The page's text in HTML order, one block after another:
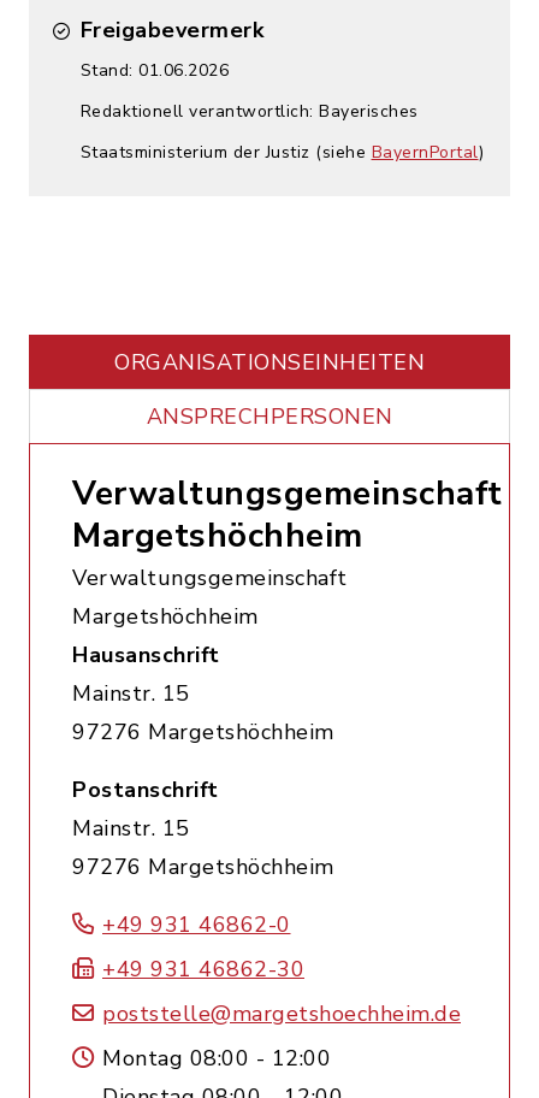
Freigabevermerk
Stand: 01.06.2026
Redaktionell verantwortlich: Bayerisches
Staatsministerium der Justiz (siehe BayernPortal)
ORGANISATIONS­EINHEITEN
ANSPRECHPERSONEN
Verwaltungsgemeinschaft
Margetshöchheim
Verwaltungsgemeinschaft
Margetshöchheim
Hausanschrift
Mainstr. 15
97276 Margetshöchheim
Postanschrift
Mainstr. 15
97276 Margetshöchheim
+49 931 46862-0
+49 931 46862-30
poststelle@margetshoechheim.de
Montag 08:00 - 12:00